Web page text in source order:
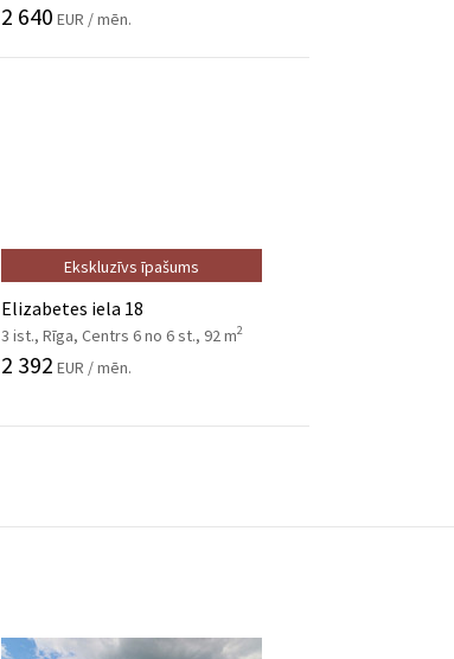
2 640 EUR / mēn.
Ekskluzīvs īpašums
Elizabetes iela 18
3 ist., Rīga, Centrs 6 no 6 st., 92 m2
2 392 EUR / mēn.